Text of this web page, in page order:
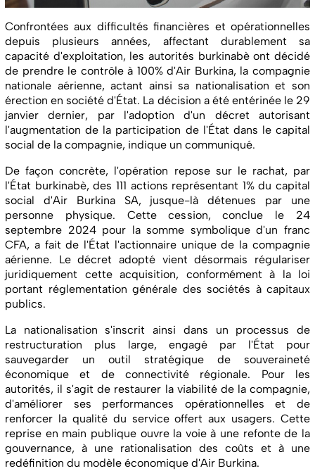
Confrontées aux difficultés financières et opérationnelles
depuis plusieurs années, affectant durablement sa
capacité d'exploitation, les autorités burkinabè ont décidé
de prendre le contrôle à 100% d'Air Burkina, la compagnie
nationale aérienne, actant ainsi sa nationalisation et son
érection en société d'État. La décision a été entérinée le 29
janvier dernier, par l'adoption d'un décret autorisant
l'augmentation de la participation de l'État dans le capital
social de la compagnie, indique un communiqué.
De façon concrète, l'opération repose sur le rachat, par
l'État burkinabè, des 111 actions représentant 1% du capital
social d'Air Burkina SA, jusque-là détenues par une
personne physique. Cette cession, conclue le 24
septembre 2024 pour la somme symbolique d'un franc
CFA, a fait de l'État l'actionnaire unique de la compagnie
aérienne. Le décret adopté vient désormais régulariser
juridiquement cette acquisition, conformément à la loi
portant réglementation générale des sociétés à capitaux
publics.
La nationalisation s'inscrit ainsi dans un processus de
restructuration plus large, engagé par l'État pour
sauvegarder un outil stratégique de souveraineté
économique et de connectivité régionale. Pour les
autorités, il s'agit de restaurer la viabilité de la compagnie,
d'améliorer ses performances opérationnelles et de
renforcer la qualité du service offert aux usagers. Cette
reprise en main publique ouvre la voie à une refonte de la
gouvernance, à une rationalisation des coûts et à une
redéfinition du modèle économique d'Air Burkina.